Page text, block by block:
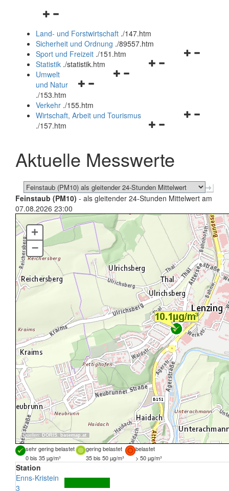
Navigationsmenü
und
schließen
Land- und Forstwirtschaft ./147.htm
Sicherheit und Ordnung ./89557.htm
Navigationsmenü
Sport und Freizeit ./151.htm
Navigationsmenü
Statistik ./statistik.htm
Navigationsmenü
und
schließen
Umwelt
und Natur
./153.htm
Verkehr ./155.htm
Navigationsmenü
schließen
Wirtschaft, Arbeit und Tourismus
./157.htm
Aktuelle Messwerte
Feinstaub (PM10) - als gleitender 24-Stunden Mittelwert am
07.08.2026 23:00
Quellen: DORIS, basemap.at
+
–
sehr gering belastet gering belastet
belastet
0 bis 35 µg/m³
35 bis 50 µg/m³ > 50 µg/m³
Station
Enns-Kristein
3